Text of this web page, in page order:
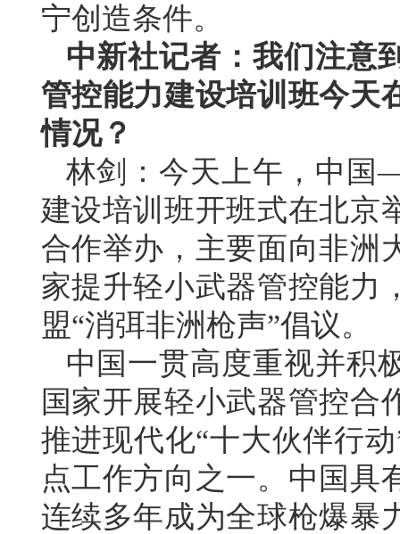
宁创造条件。
中新社记者：我们注
管控能力建设培训班今天
情况？
林剑：今天上午，中
建设培训班开班式在北京
合作举办，主要面向非洲
家提升轻小武器管控能力
盟“消弭非洲枪声”倡议。
中国一贯高度重视并积
国家开展轻小武器管控合
推进现代化“十大伙伴行
点工作方向之一。中国具
连续多年成为全球枪爆暴